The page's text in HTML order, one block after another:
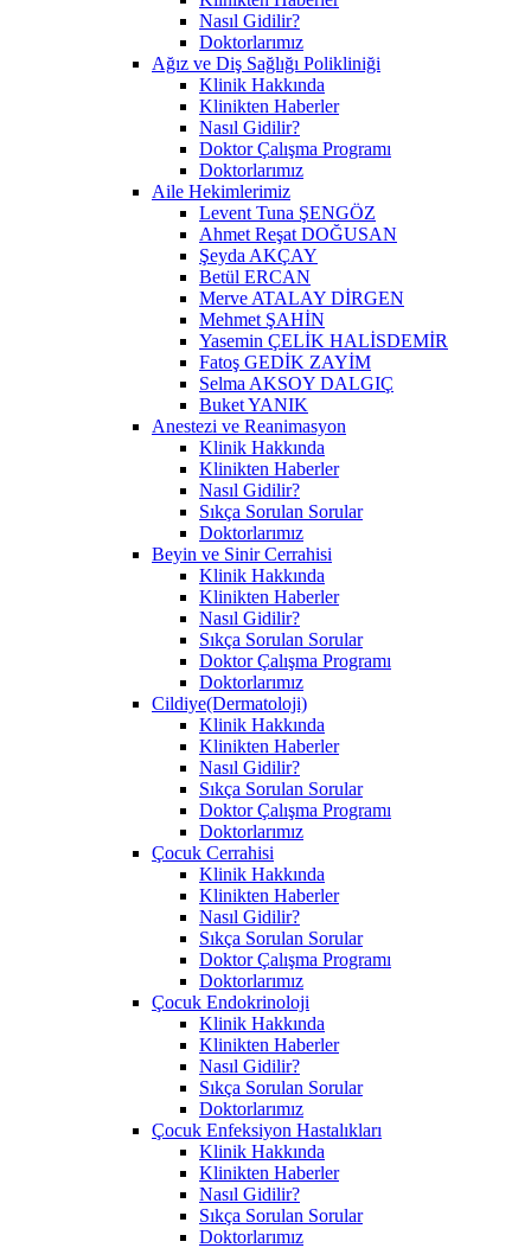
Nasıl Gidilir?
Doktorlarımız
Ağız ve Diş Sağlığı Polikliniği
Klinik Hakkında
Klinikten Haberler
Nasıl Gidilir?
Doktor Çalışma Programı
Doktorlarımız
Aile Hekimlerimiz
Levent Tuna ŞENGÖZ
Ahmet Reşat DOĞUSAN
Şeyda AKÇAY
Betül ERCAN
Merve ATALAY DİRGEN
Mehmet ŞAHİN
Yasemin ÇELİK HALİSDEMİR
Fatoş GEDİK ZAYİM
Selma AKSOY DALGIÇ
Buket YANIK
Anestezi ve Reanimasyon
Klinik Hakkında
Klinikten Haberler
Nasıl Gidilir?
Sıkça Sorulan Sorular
Doktorlarımız
Beyin ve Sinir Cerrahisi
Klinik Hakkında
Klinikten Haberler
Nasıl Gidilir?
Sıkça Sorulan Sorular
Doktor Çalışma Programı
Doktorlarımız
Cildiye(Dermatoloji)
Klinik Hakkında
Klinikten Haberler
Nasıl Gidilir?
Sıkça Sorulan Sorular
Doktor Çalışma Programı
Doktorlarımız
Çocuk Cerrahisi
Klinik Hakkında
Klinikten Haberler
Nasıl Gidilir?
Sıkça Sorulan Sorular
Doktor Çalışma Programı
Doktorlarımız
Çocuk Endokrinoloji
Klinik Hakkında
Klinikten Haberler
Nasıl Gidilir?
Sıkça Sorulan Sorular
Doktorlarımız
Çocuk Enfeksiyon Hastalıkları
Klinik Hakkında
Klinikten Haberler
Nasıl Gidilir?
Sıkça Sorulan Sorular
Doktorlarımız